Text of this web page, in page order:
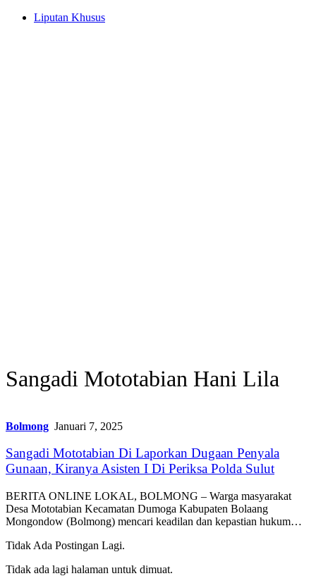
Liputan Khusus
Sangadi Mototabian Hani Lila
Bolmong Januari 7, 2025
Sangadi Mototabian Di Laporkan Dugaan Penyala
Gunaan, Kiranya Asisten I Di Periksa Polda Sulut
BERITA ONLINE LOKAL, BOLMONG – Warga masyarakat
Desa Mototabian Kecamatan Dumoga Kabupaten Bolaang
Mongondow (Bolmong) mencari keadilan dan kepastian hukum…
Tidak Ada Postingan Lagi.
Tidak ada lagi halaman untuk dimuat.